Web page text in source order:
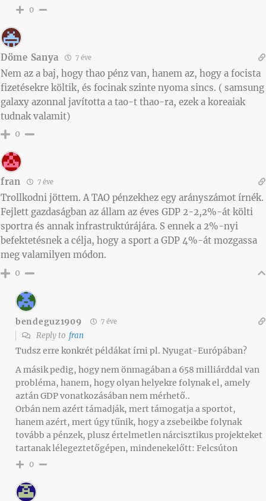
0
Döme Sanya 7 éve
Nem az a baj, hogy thao pénz van, hanem az, hogy a focista
fizetésekre költik, és focinak szinte nyoma sincs. ( samsung
galaxy azonnal javította a tao-t thao-ra, ezek a koreaiak
tudnak valamit)
0
fran 7 éve
Trollkodni jöttem. A TAO pénzekhez egy arányszámot írnék.
Fejlett gazdaságban az állam az éves GDP 2-2,2%-át költi
sportra és annak infrastruktúrájára. S ennek a 2%-nyi
befektetésnek a célja, hogy a sport a GDP 4%-át mozgassa
meg valamilyen módon.
0
bendeguz1909 7 éve
Reply to fran
Tudsz erre konkrét példákat írni pl. Nyugat-Európában?
A másik pedig, hogy nem önmagában a 658 milliárddal van
probléma, hanem, hogy olyan helyekre folynak el, amely
aztán GDP vonatkozásában nem mérhető..
Orbán nem azért támadják, mert támogatja a sportot,
hanem azért, mert úgy tűnik, hogy a zsebeikbe folynak
tovább a pénzek, plusz értelmetlen nárcisztikus projekteket
tartanak lélegeztetőgépen, mindenekelőtt: Felcsúton
0